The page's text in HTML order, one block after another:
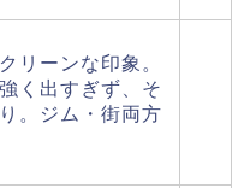
リーンな印象。
く出すぎず、そ
。ジム・街両方